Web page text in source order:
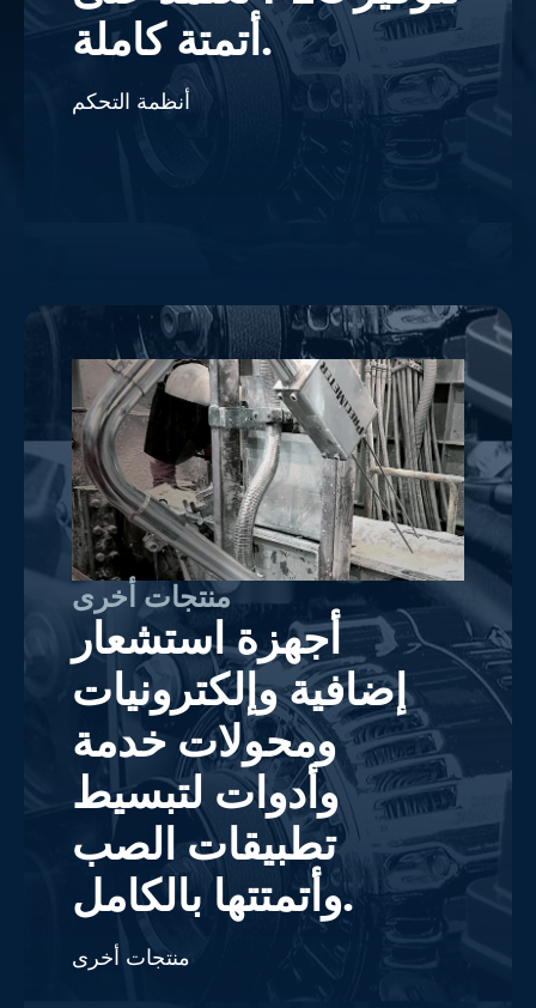
أتمتة كاملة.
أنظمة التحكم
منتجات أخرى
أجهزة استشعار
إضافية وإلكترونيات
ومحولات خدمة
وأدوات لتبسيط
تطبيقات الصب
وأتمتتها بالكامل.
منتجات أخرى